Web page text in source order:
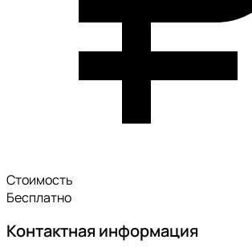
Стоимость
Бесплатно
Контактная информация